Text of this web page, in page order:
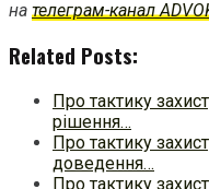
на телеграм-канал
Related Posts:
Про тактику
рішення…
Про тактику
доведення…
Про тактику